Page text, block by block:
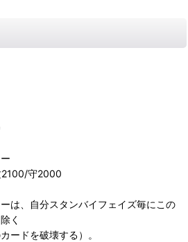
2100/守2000
は、自分スタンバイフェイズ毎にこの
く
ードを破壊する）。